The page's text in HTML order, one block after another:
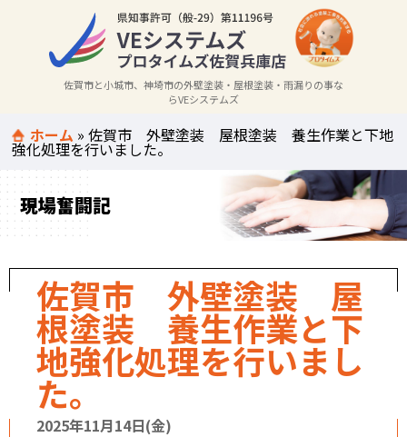
佐賀市と小城市、神埼市の外壁塗装・屋根塗装・雨漏りの事な
らVEシステムズ
ホーム »佐賀市 外壁塗装 屋根塗装 養生作業と下地
強化処理を行いました。
現場奮闘記
佐賀市 外壁塗装 屋
根塗装 養生作業と下
地強化処理を行いまし
た。
2025年11月14日(金)